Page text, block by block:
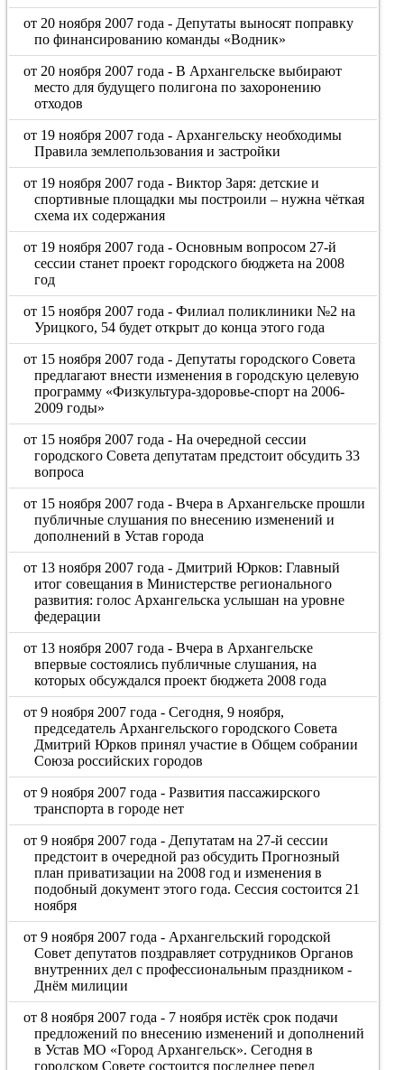
от 20 ноября 2007 года - Депутаты выносят поправку
по финансированию команды «Водник»
от 20 ноября 2007 года - В Архангельске выбирают
место для будущего полигона по захоронению
отходов
от 19 ноября 2007 года - Архангельску необходимы
Правила землепользования и застройки
от 19 ноября 2007 года - Виктор Заря: детские и
спортивные площадки мы построили – нужна чёткая
схема их содержания
от 19 ноября 2007 года - Основным вопросом 27-й
сессии станет проект городского бюджета на 2008
год
от 15 ноября 2007 года - Филиал поликлиники №2 на
Урицкого, 54 будет открыт до конца этого года
от 15 ноября 2007 года - Депутаты городского Совета
предлагают внести изменения в городскую целевую
программу «Физкультура-здоровье-спорт на 2006-
2009 годы»
от 15 ноября 2007 года - На очередной сессии
городского Совета депутатам предстоит обсудить 33
вопроса
от 15 ноября 2007 года - Вчера в Архангельске прошли
публичные слушания по внесению изменений и
дополнений в Устав города
от 13 ноября 2007 года - Дмитрий Юрков: Главный
итог совещания в Министерстве регионального
развития: голос Архангельска услышан на уровне
федерации
от 13 ноября 2007 года - Вчера в Архангельске
впервые состоялись публичные слушания, на
которых обсуждался проект бюджета 2008 года
от 9 ноября 2007 года - Сегодня, 9 ноября,
председатель Архангельского городского Совета
Дмитрий Юрков принял участие в Общем собрании
Союза российских городов
от 9 ноября 2007 года - Развития пассажирского
транспорта в городе нет
от 9 ноября 2007 года - Депутатам на 27-й сессии
предстоит в очередной раз обсудить Прогнозный
план приватизации на 2008 год и изменения в
подобный документ этого года. Сессия состоится 21
ноября
от 9 ноября 2007 года - Архангельский городской
Совет депутатов поздравляет сотрудников Органов
внутренних дел с профессиональным праздником -
Днём милиции
от 8 ноября 2007 года - 7 ноября истёк срок подачи
предложений по внесению изменений и дополнений
в Устав МО «Город Архангельск». Сегодня в
городском Совете состоится последнее перед